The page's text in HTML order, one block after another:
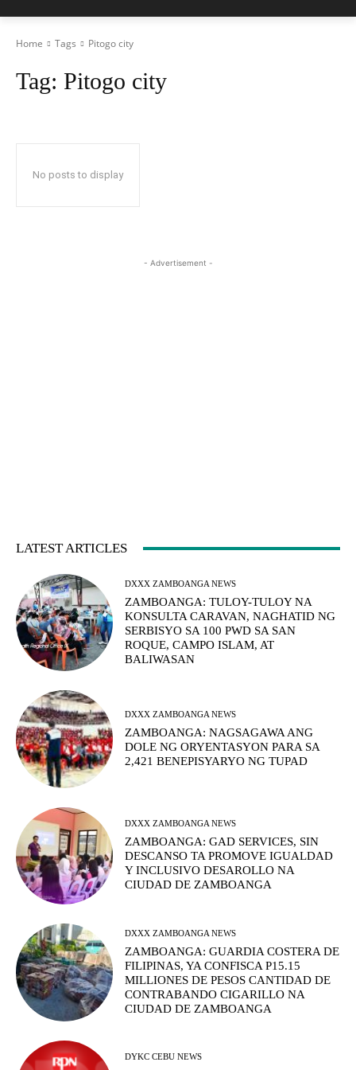
Home Tags Pitogo city
Tag: Pitogo city
No posts to display
- Advertisement -
LATEST ARTICLES
DXXX ZAMBOANGA NEWS
ZAMBOANGA: TULOY-TULOY NA
KONSULTA CARAVAN, NAGHATID NG
SERBISYO SA 100 PWD SA SAN
ROQUE, CAMPO ISLAM, AT
BALIWASAN
DXXX ZAMBOANGA NEWS
ZAMBOANGA: NAGSAGAWA ANG
DOLE NG ORYENTASYON PARA SA
2,421 BENEPISYARYO NG TUPAD
DXXX ZAMBOANGA NEWS
ZAMBOANGA: GAD SERVICES, SIN
DESCANSO TA PROMOVE IGUALDAD
Y INCLUSIVO DESAROLLO NA
CIUDAD DE ZAMBOANGA
DXXX ZAMBOANGA NEWS
ZAMBOANGA: GUARDIA COSTERA DE
FILIPINAS, YA CONFISCA P15.15
MILLIONES DE PESOS CANTIDAD DE
CONTRABANDO CIGARILLO NA
CIUDAD DE ZAMBOANGA
DYKC CEBU NEWS